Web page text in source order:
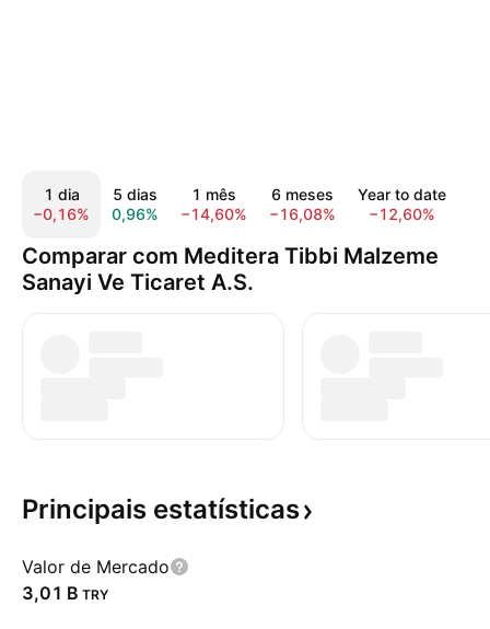
1 dia
−0,16%
5 dias
0,96%
1 mês
−14,60%
6 meses
−16,08%
Year to date
−12,60%
Comparar com Meditera Tibbi Malzeme
Sanayi Ve Ticaret A.S.
Principais estatísticas
Valor de Mercado
‪3,01 B‬ TRY